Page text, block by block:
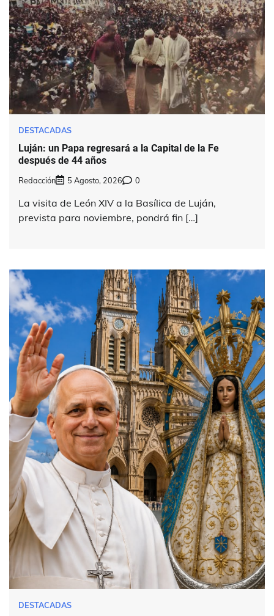
DESTACADAS
Luján: un Papa regresará a la Capital de la Fe
después de 44 años
Redacción 5 Agosto, 2026 0
La visita de León XIV a la Basílica de Luján,
prevista para noviembre, pondrá fin […]
DESTACADAS